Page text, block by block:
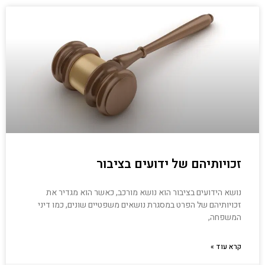
זכויותיהם של ידועים בציבור
נושא הידועים בציבור הוא נושא מורכב, כאשר הוא מגדיר את
זכויותיהם של הפרט במסגרת נושאים משפטיים שונים, כמו דיני
המשפחה,
קרא עוד »